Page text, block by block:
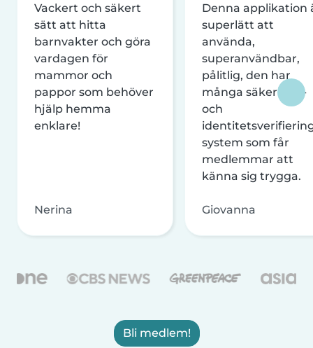
Vackert och säkert
sätt att hitta
barnvakter och göra
vardagen för
mammor och
pappor som behöver
hjälp hemma
enklare!
Nerina
Denna applikation
superlätt att
använda,
superanvändbar,
pålitlig, den har
många säkerhets-
och
system som får
medlemmar att
känna sig trygga.
Giovanna
Bli medlem!